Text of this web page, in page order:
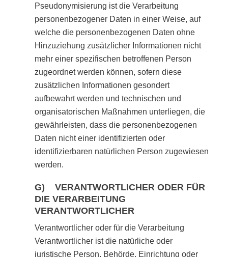
Pseudonymisierung ist die Verarbeitung
personenbezogener Daten in einer Weise, auf
welche die personenbezogenen Daten ohne
Hinzuziehung zusätzlicher Informationen nicht
mehr einer spezifischen betroffenen Person
zugeordnet werden können, sofern diese
zusätzlichen Informationen gesondert
aufbewahrt werden und technischen und
organisatorischen Maßnahmen unterliegen, die
gewährleisten, dass die personenbezogenen
Daten nicht einer identifizierten oder
identifizierbaren natürlichen Person zugewiesen
werden.
G) VERANTWORTLICHER ODER FÜR
DIE VERARBEITUNG
VERANTWORTLICHER
Verantwortlicher oder für die Verarbeitung
Verantwortlicher ist die natürliche oder
juristische Person, Behörde, Einrichtung oder